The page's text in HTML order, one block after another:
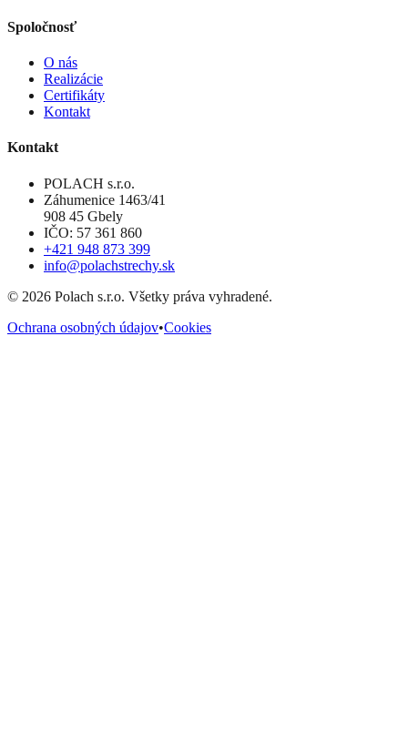
Spoločnosť
O nás
Realizácie
Certifikáty
Kontakt
Kontakt
POLACH s.r.o.
Záhumenice 1463/41
908 45 Gbely
IČO: 57 361 860
+421 948 873 399
info@polachstrechy.sk
© 2026 Polach s.r.o. Všetky práva vyhradené.
Ochrana osobných údajov•Cookies